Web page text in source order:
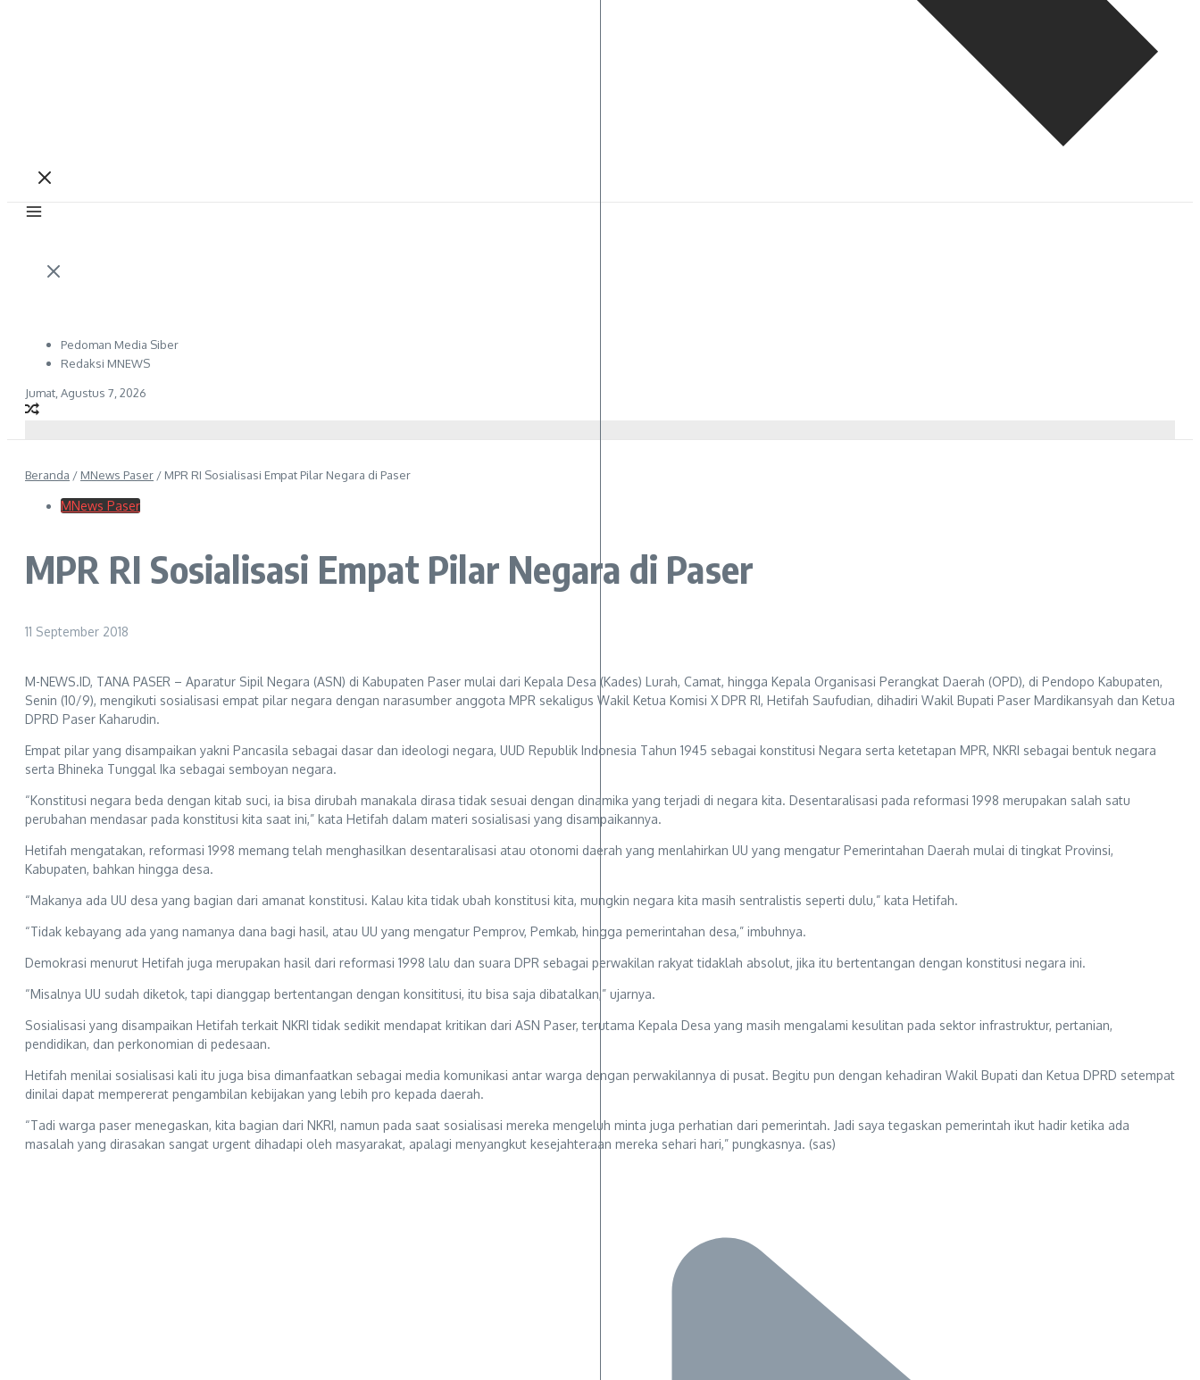
Pedoman Media Siber
Redaksi MNEWS
Jumat, Agustus 7, 2026
Beranda / MNews Paser / MPR RI Sosialisasi Empat Pilar Negara di Paser
MNews Paser
MPR RI Sosialisasi Empat Pilar Negara di Paser
11 September 2018
M-NEWS.ID, TANA PASER – Aparatur Sipil Negara (ASN) di Kabupaten Paser mulai dari Kepala Desa (Kades) Lurah, Camat, hingga Kepala Organisasi Perangkat Daerah (OPD), di Pendopo Kabupaten,
Senin (10/9), mengikuti sosialisasi empat pilar negara dengan narasumber anggota MPR sekaligus Wakil Ketua Komisi X DPR RI, Hetifah Saufudian, dihadiri Wakil Bupati Paser Mardikansyah dan Ketua
DPRD Paser Kaharudin.
Empat pilar yang disampaikan yakni Pancasila sebagai dasar dan ideologi negara, UUD Republik Indonesia Tahun 1945 sebagai konstitusi Negara serta ketetapan MPR, NKRI sebagai bentuk negara
serta Bhineka Tunggal Ika sebagai semboyan negara.
“Konstitusi negara beda dengan kitab suci, ia bisa dirubah manakala dirasa tidak sesuai dengan dinamika yang terjadi di negara kita. Desentaralisasi pada reformasi 1998 merupakan salah satu
perubahan mendasar pada konstitusi kita saat ini,” kata Hetifah dalam materi sosialisasi yang disampaikannya.
Hetifah mengatakan, reformasi 1998 memang telah menghasilkan desentaralisasi atau otonomi daerah yang menlahirkan UU yang mengatur Pemerintahan Daerah mulai di tingkat Provinsi,
Kabupaten, bahkan hingga desa.
“Makanya ada UU desa yang bagian dari amanat konstitusi. Kalau kita tidak ubah konstitusi kita, mungkin negara kita masih sentralistis seperti dulu,” kata Hetifah.
“Tidak kebayang ada yang namanya dana bagi hasil, atau UU yang mengatur Pemprov, Pemkab, hingga pemerintahan desa,” imbuhnya.
Demokrasi menurut Hetifah juga merupakan hasil dari reformasi 1998 lalu dan suara DPR sebagai perwakilan rakyat tidaklah absolut, jika itu bertentangan dengan konstitusi negara ini.
“Misalnya UU sudah diketok, tapi dianggap bertentangan dengan konsititusi, itu bisa saja dibatalkan,” ujarnya.
Sosialisasi yang disampaikan Hetifah terkait NKRI tidak sedikit mendapat kritikan dari ASN Paser, terutama Kepala Desa yang masih mengalami kesulitan pada sektor infrastruktur, pertanian,
pendidikan, dan perkonomian di pedesaan.
Hetifah menilai sosialisasi kali itu juga bisa dimanfaatkan sebagai media komunikasi antar warga dengan perwakilannya di pusat. Begitu pun dengan kehadiran Wakil Bupati dan Ketua DPRD setempat
dinilai dapat mempererat pengambilan kebijakan yang lebih pro kepada daerah.
“Tadi warga paser menegaskan, kita bagian dari NKRI, namun pada saat sosialisasi mereka mengeluh minta juga perhatian dari pemerintah. Jadi saya tegaskan pemerintah ikut hadir ketika ada
masalah yang dirasakan sangat urgent dihadapi oleh masyarakat, apalagi menyangkut kesejahteraan mereka sehari hari,” pungkasnya. (sas)